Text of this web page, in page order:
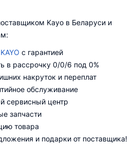
Kayo в Беларуси и
с гарантией
в рассрочку 0/0/6 под 0%
накруток и переплат
обслуживание
сервисный центр
запчасти
товара
и подарки от поставщика!